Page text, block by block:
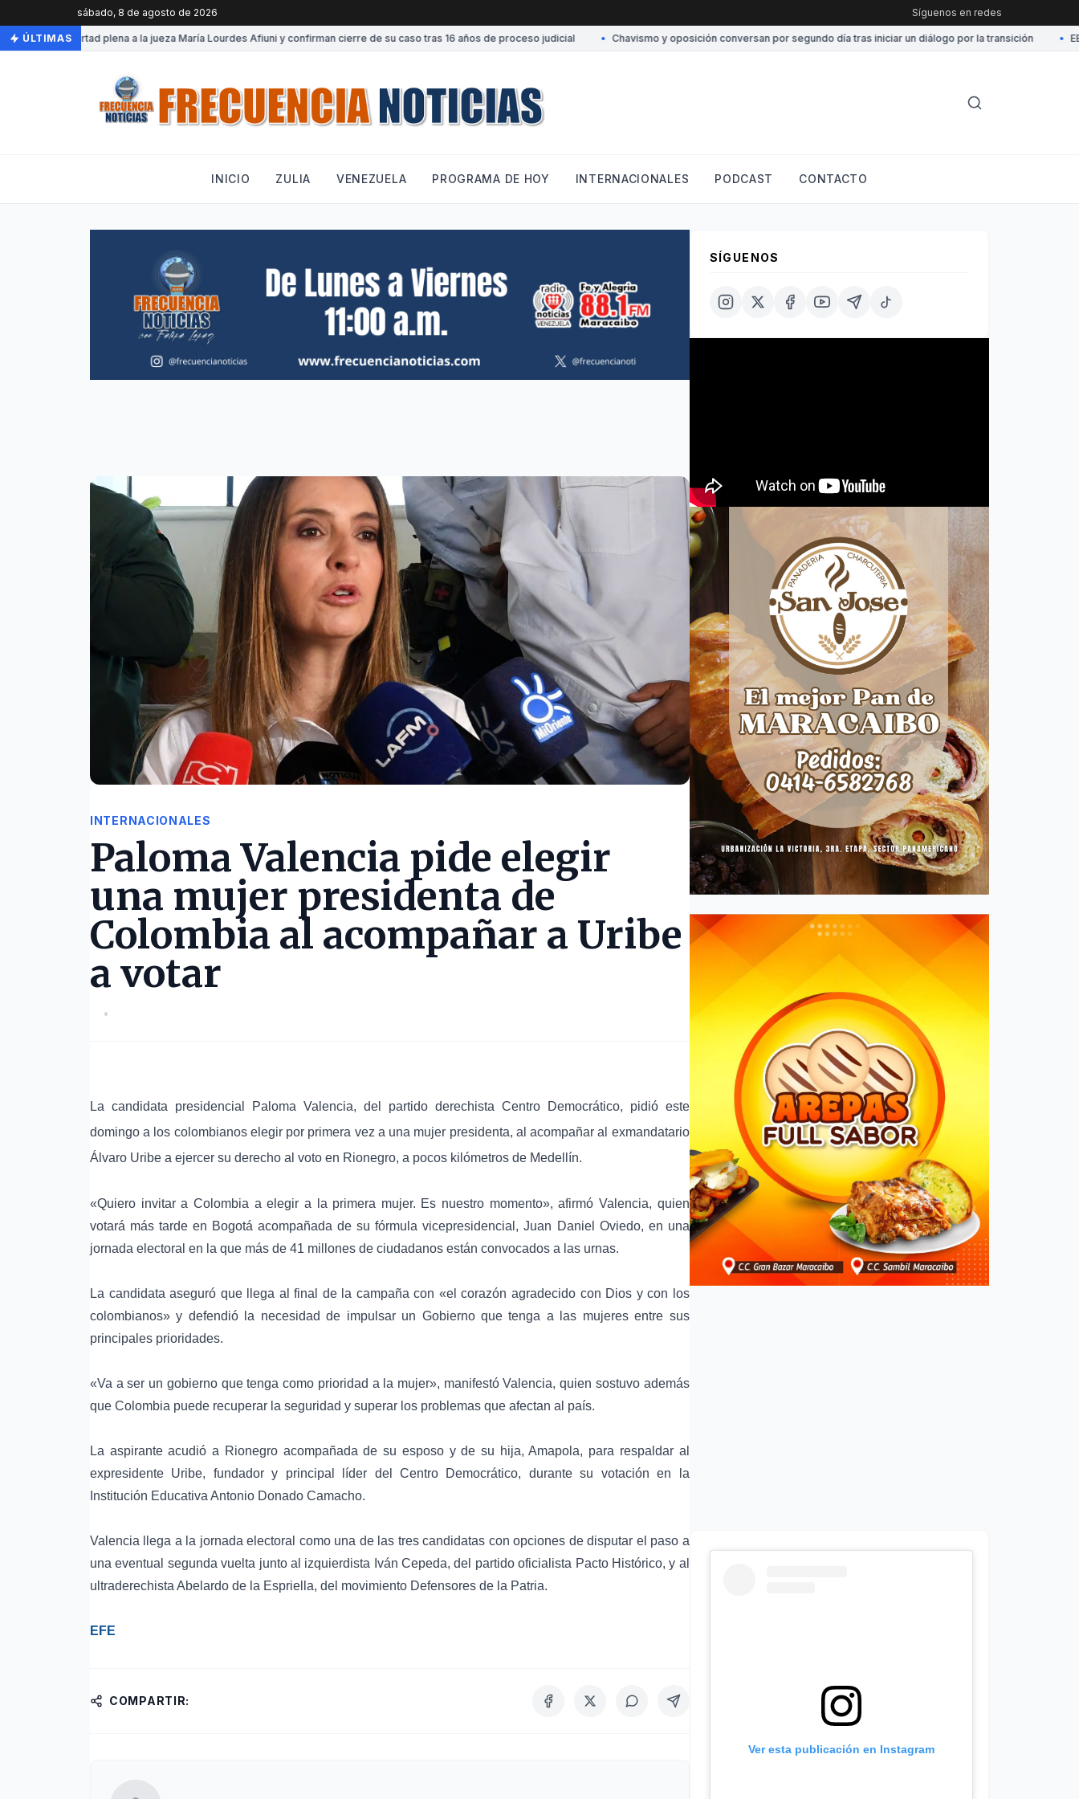
sábado, 8 de agosto de 2026 Síguenos en redes
ÚLTIMAS
Otorgan libertad plena a la jueza María Lourdes Afiuni y confirman cierre de su caso tras 16 años de proceso judicial Chavismo y oposición conversan por segundo día tras iniciar un diálogo por la transición
INICIO ZULIA VENEZUELA PROGRAMA DE HOY INTERNACIONALES PODCAST CONTACTO
INTERNACIONALES
Paloma Valencia pide elegir
una mujer presidenta de
Colombia al acompañar a Uribe
a votar
•
La candidata presidencial Paloma Valencia, del partido derechista Centro Democrático, pidió este
domingo a los colombianos elegir por primera vez a una mujer presidenta, al acompañar al exmandatario
Álvaro Uribe a ejercer su derecho al voto en Rionegro, a pocos kilómetros de Medellín.
«Quiero invitar a Colombia a elegir a la primera mujer. Es nuestro momento», afirmó Valencia, quien
votará más tarde en Bogotá acompañada de su fórmula vicepresidencial,Juan Daniel Oviedo, en una
jornada electoral en la que más de 41 millones de ciudadanos están convocados a las urnas.
La candidata aseguró que llega al final de la campaña con «el corazón agradecido con Dios y con los
colombianos» y defendió la necesidad de impulsar un Gobierno que tenga a las mujeres entre sus
principales prioridades.
«Va a ser un gobierno que tenga como prioridad a la mujer», manifestó Valencia, quien sostuvo además
que Colombia puede recuperar la seguridad y superar los problemas que afectan al país.
La aspirante acudió a Rionegro acompañada de su esposo y de su hija, Amapola, para respaldar al
expresidente Uribe, fundador y principal líder del Centro Democrático, durante su votación en la
Institución Educativa Antonio Donado Camacho.
Valencia llega a la jornada electoral como una de las tres candidatas con opciones de disputar el paso a
una eventual segunda vuelta junto al izquierdista Iván Cepeda, del partido oficialista Pacto Histórico, y al
ultraderechista Abelardo de la Espriella, del movimiento Defensores de la Patria.
EFE
COMPARTIR:
SÍGUENOS
Ver esta publicación en Instagram